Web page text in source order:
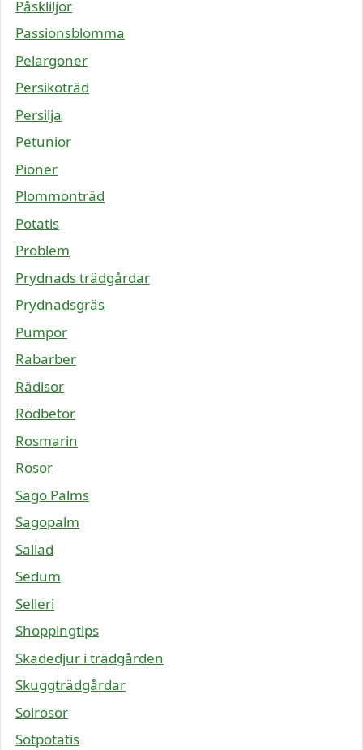
Påskliljor
Passionsblomma
Pelargoner
Persikoträd
Persilja
Petunior
Pioner
Plommonträd
Potatis
Problem
Prydnads trädgårdar
Prydnadsgräs
Pumpor
Rabarber
Rädisor
Rödbetor
Rosmarin
Rosor
Sago Palms
Sagopalm
Sallad
Sedum
Selleri
Shoppingtips
Skadedjur i trädgården
Skuggträdgårdar
Solrosor
Sötpotatis